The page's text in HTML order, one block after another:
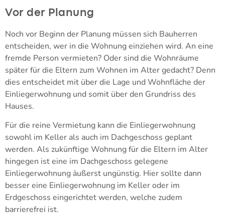
Vor der Planung
Noch vor Beginn der Planung müssen sich Bauherren
entscheiden, wer in die Wohnung einziehen wird. An eine
fremde Person vermieten? Oder sind die Wohnräume
später für die Eltern zum Wohnen im Alter gedacht? Denn
dies entscheidet mit über die Lage und Wohnfläche der
Einliegerwohnung und somit über den Grundriss des
Hauses.
Für die reine Vermietung kann die Einliegerwohnung
sowohl im Keller als auch im Dachgeschoss geplant
werden. Als zukünftige Wohnung für die Eltern im Alter
hingegen ist eine im Dachgeschoss gelegene
Einliegerwohnung äußerst ungünstig. Hier sollte dann
besser eine Einliegerwohnung im Keller oder im
Erdgeschoss eingerichtet werden, welche zudem
barrierefrei ist.